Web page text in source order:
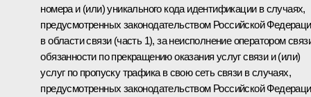
номера и (или) уникального кода идентификации в случаях,
предусмотренных законодательством Российской
в области связи (часть 1), за неисполнение оператором
обязанности по прекращению оказания услуг связи и (или)
услуг по пропуску трафика в свою сеть связи в случаях,
предусмотренных законодательством Российской